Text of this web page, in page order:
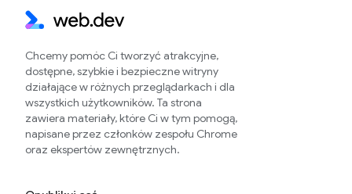
Chcemy pomóc Ci tworzyć atrakcyjne,
dostępne, szybkie i bezpieczne witryny
działające w różnych przeglądarkach i dla
wszystkich użytkowników. Ta strona
zawiera materiały, które Ci w tym pomogą,
napisane przez członków zespołu Chrome
oraz ekspertów zewnętrznych.